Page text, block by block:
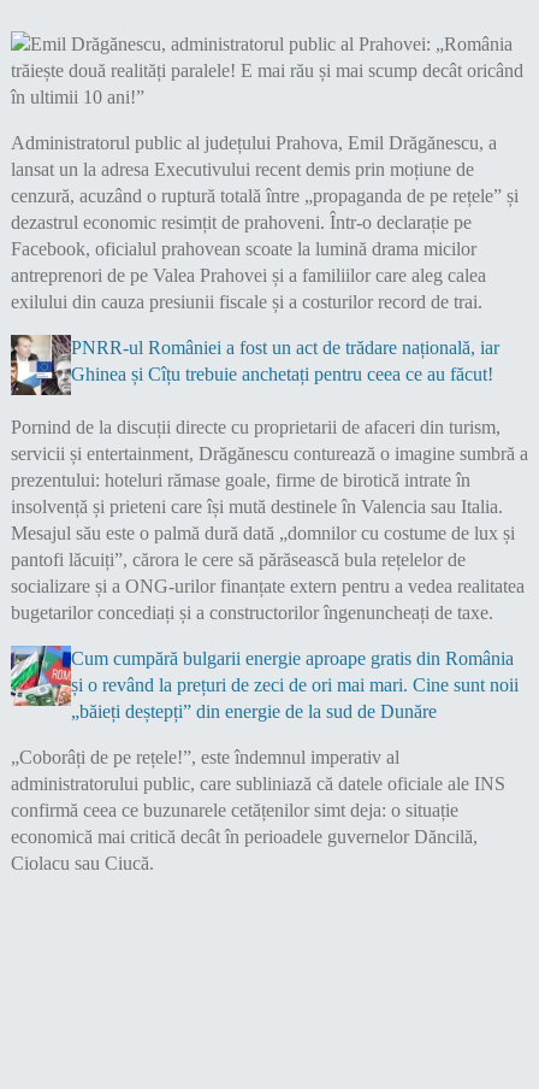
Administratorul public al județului Prahova, Emil Drăgănescu, a
lansat un la adresa Executivului recent demis prin moțiune de
cenzură, acuzând o ruptură totală între „propaganda de pe rețele” și
dezastrul economic resimțit de prahoveni. Într-o declarație pe
Facebook, oficialul prahovean scoate la lumină drama micilor
antreprenori de pe Valea Prahovei și a familiilor care aleg calea
exilului din cauza presiunii fiscale și a costurilor record de trai.
PNRR-ul României a fost un act de trădare națională, iar
Ghinea și Cîțu trebuie anchetați pentru ceea ce au făcut!
​Pornind de la discuții directe cu proprietarii de afaceri din turism,
servicii și entertainment, Drăgănescu conturează o imagine sumbră a
prezentului: hoteluri rămase goale, firme de birotică intrate în
insolvență și prieteni care își mută destinele în Valencia sau Italia.
Mesajul său este o palmă dură dată „domnilor cu costume de lux și
pantofi lăcuiți”, cărora le cere să părăsească bula rețelelor de
socializare și a ONG-urilor finanțate extern pentru a vedea realitatea
bugetarilor concediați și a constructorilor îngenuncheați de taxe.
Cum cumpără bulgarii energie aproape gratis din România
și o revând la prețuri de zeci de ori mai mari. Cine sunt noii
„băieți deștepți” din energie de la sud de Dunăre
​„Coborâți de pe rețele!”, este îndemnul imperativ al
administratorului public, care subliniază că datele oficiale ale INS
confirmă ceea ce buzunarele cetățenilor simt deja: o situație
economică mai critică decât în perioadele guvernelor Dăncilă,
Ciolacu sau Ciucă.